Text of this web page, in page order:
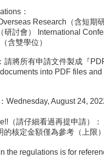
：
Research（含短期
討會） International
含雙學位）
請將所有申請文件製成『
into PDF files
Wednesday, August 24,
（請仔細看過再提申請）：
核定金額僅為參考（上限
regulations is for